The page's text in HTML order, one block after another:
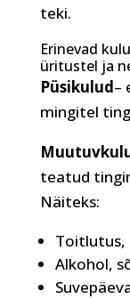
teki.
Erinevad
üritustel ja
Püsikulud–
mingitel
teatud
Näiteks:
Toitlutus,
Alkohol,